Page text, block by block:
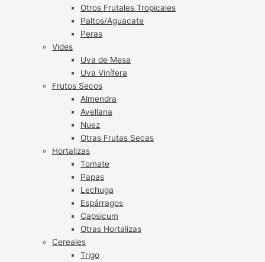
Otros Frutales Tropicales
Paltos/Aguacate
Peras
Vides
Uva de Mesa
Uva Vinífera
Frutos Secos
Almendra
Avellana
Nuez
Otras Frutas Secas
Hortalizas
Tomate
Papas
Lechuga
Espárragos
Capsicum
Otras Hortalizas
Cereales
Trigo